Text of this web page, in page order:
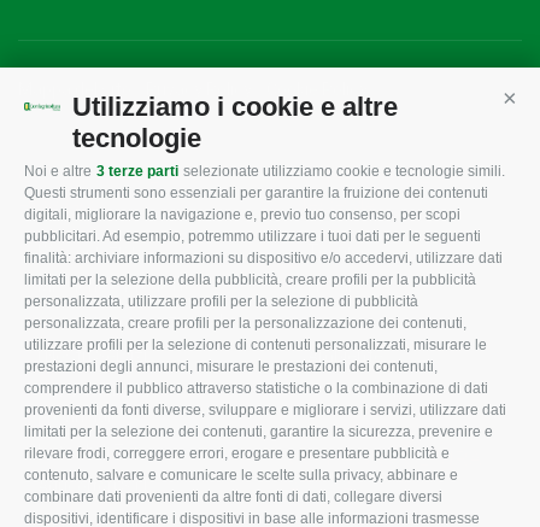
Utilizziamo i cookie e altre
tecnologie
Noi e altre 3 terze parti selezionate utilizziamo cookie e tecnologie simili.
Questi strumenti sono essenziali per garantire la fruizione dei contenuti
digitali, migliorare la navigazione e, previo tuo consenso, per scopi
pubblicitari. Ad esempio, potremmo utilizzare i tuoi dati per le seguenti
finalità: archiviare informazioni su dispositivo e/o accedervi, utilizzare dati
limitati per la selezione della pubblicità, creare profili per la pubblicità
personalizzata, utilizzare profili per la selezione di pubblicità
personalizzata, creare profili per la personalizzazione dei contenuti,
utilizzare profili per la selezione di contenuti personalizzati, misurare le
prestazioni degli annunci, misurare le prestazioni dei contenuti,
comprendere il pubblico attraverso statistiche o la combinazione di dati
provenienti da fonti diverse, sviluppare e migliorare i servizi, utilizzare dati
limitati per la selezione dei contenuti, garantire la sicurezza, prevenire e
rilevare frodi, correggere errori, erogare e presentare pubblicità e
contenuto, salvare e comunicare le scelte sulla privacy, abbinare e
combinare dati provenienti da altre fonti di dati, collegare diversi
dispositivi, identificare i dispositivi in base alle informazioni trasmesse
CONFAGRICOLTURA
ROVIGO
L'Associazione
Missione e Progetto
Organigramma aziendale
I Nostri Servizi
Uffici della Sede
provinciale
Le Sedi di Zona
Agricoltori S.r.l.
Whistleblowing
CONFAGRICOLTURA
INFORMA
Tecnico
Fiscale
Lavoro
Ambiente
Associazione
CONFAGRICOLTURA
ATTIVA